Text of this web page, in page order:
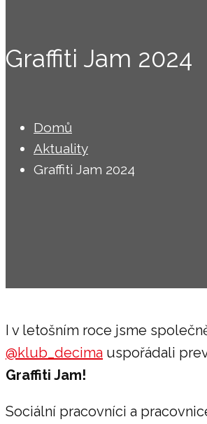
Graffiti Jam 2024
Domů
Aktuality
Graffiti Jam 2024
I v letošním roce jsme
@klub_decima uspořádali
Graffiti Jam!
Sociální pracovníci a